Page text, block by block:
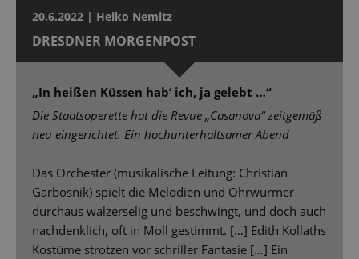
20.6.2022 | Heiko Nemitz
DRESDNER MORGENPOST
„In heißen Küssen hab‘ ich, ja gelebt …“
Die Staatsoperette hat die Revue „Casanova“ zeitgemäß
neu eingerichtet. Ein hochunterhaltsamer Abend
Das Orchester (musikalische Leitung: Christian
Garbosnik) spielt die Melodien und Ohrwürmer
durchaus walzerselig und beschwingt, und doch auch
nachdenklich, oft in Moll gestimmt. […] Edith Kollaths
Kostüme strotzen vor schriller Fantasie […] Ein